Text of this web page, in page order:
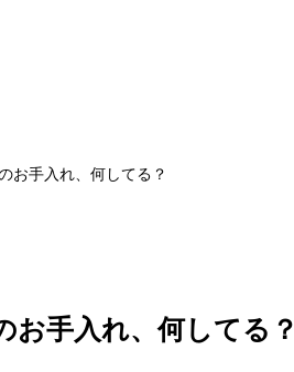
お手入れ、何してる？
お手入れ、何してる？